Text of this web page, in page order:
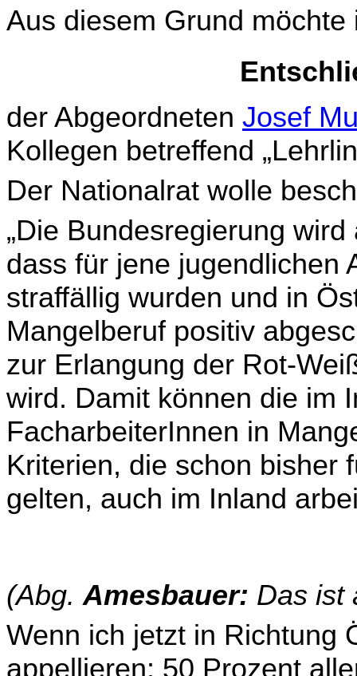
Aus diesem Grund
der Abgeordneten Josef
Kollegen betreffend
Der Nationalrat wolle
„Die Bundesregierung
dass für jene jugendlichen
straffällig wurden und in
Mangelberuf positiv
zur Erlangung der Rot-
wird. Damit können die im
FacharbeiterInnen in
Kriterien, die schon bisher
gelten, auch im Inland
(Abg. Amesbauer: Das ist
Wenn ich jetzt in Richtung
appellieren: 50 Prozent